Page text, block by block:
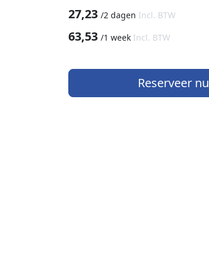
27,23 /2 dagen Incl. BTW
63,53 /1 week Incl. BTW
Reserveer nu